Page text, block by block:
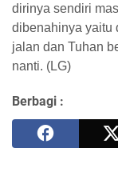
dirinya sendiri
dibenahinya yaitu
jalan dan Tuhan
nanti. (LG)
Berbagi :